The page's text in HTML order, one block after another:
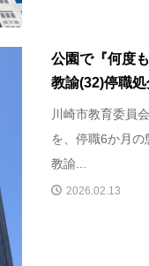
公園で『何度
教諭(32)停職処
川崎市教育委員
を、停職6か月
教諭...
2026.02.13